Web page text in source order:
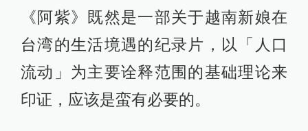
《阿紫》既然是一部关于越南新娘在
台湾的生活境遇的纪录片，以「人口
流动」为主要诠释范围的基础理论来
印证，应该是蛮有必要的。